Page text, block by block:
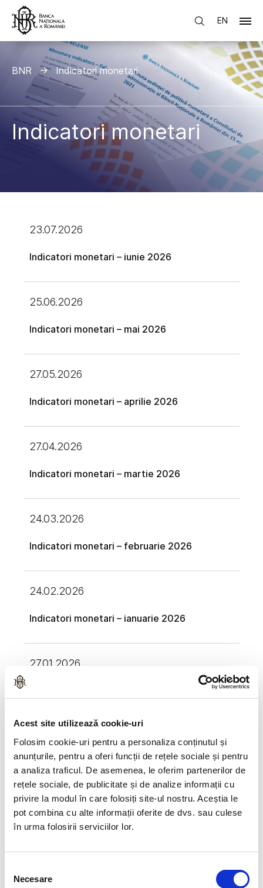
Acest site utilizează cookie-uri
Folosim cookie-uri pentru a personaliza conținutul și
anunțurile, pentru a oferi funcții de rețele sociale și pentru
a analiza traficul. De asemenea, le oferim partenerilor de
rețele sociale, de publicitate și de analize informații cu
privire la modul în care folosiți site-ul nostru. Aceștia le
pot combina cu alte informații oferite de dvs. sau culese
în urma folosirii serviciilor lor.
consimțământului
Necesare
EN
BNR Indicatori monetari
Indicatori monetari
23.07.2026
Indicatori monetari – iunie 2026
25.06.2026
Indicatori monetari – mai 2026
27.05.2026
Indicatori monetari – aprilie 2026
27.04.2026
Indicatori monetari – martie 2026
24.03.2026
Indicatori monetari – februarie 2026
24.02.2026
Indicatori monetari – ianuarie 2026
27.01.2026
Indicatori monetari – noiembrie 2025
25.11.2025
23.10.2025